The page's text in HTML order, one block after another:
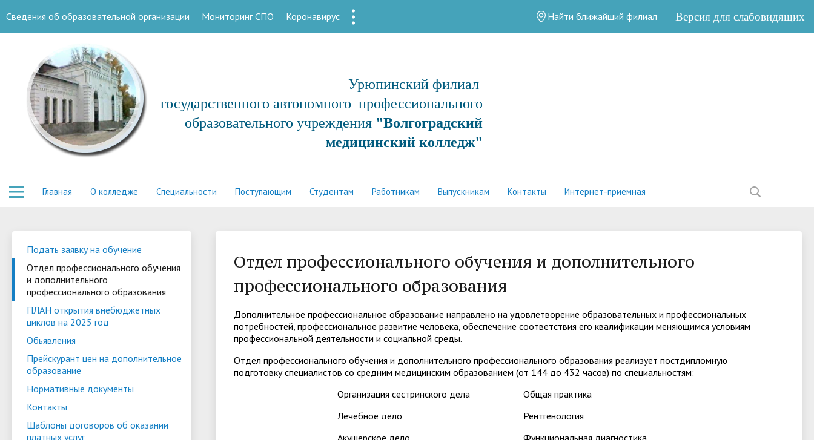
Сведения об образовательной организации Мониторинг СПО Коронавирус 1 Найти ближайший филиал Версия для слабовидящих
Урюпинский филиал
государственного автономного профессионального
образовательного учреждения "Волгоградский
медицинский колледж"
Главная О колледже Специальности Поступающим Студентам Работникам Выпускникам Контакты Интернет-приемная
Подать заявку на обучение
Отдел профессионального обучения
и дополнительного
профессионального образования
ПЛАН открытия внебюджетных
циклов на 2025 год
Обьявления
Прейскурант цен на дополнительное
образование
Нормативные документы
Контакты
Шаблоны договоров об оказании
платных услуг
Отдел профессионального обучения и дополнительного
профессионального образования
Дополнительное профессиональное образование направлено на удовлетворение образовательных и профессиональных
потребностей, профессиональное развитие человека, обеспечение соответствия его квалификации меняющимся условиям
профессиональной деятельности и социальной среды.
Отдел профессионального обучения и дополнительного профессионального образования реализует постдипломную
подготовку специалистов со средним медицинским образованием (от 144 до 432 часов) по специальностям:
Организация сестринского дела
Лечебное дело
Общая практика
Рентгенология